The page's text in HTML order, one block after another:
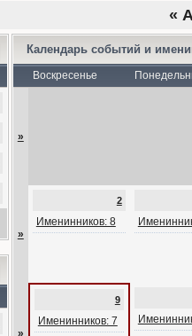
«
Календарь событий и
Воскресенье
»
»
2
Именинников: 8
»
9
Именинников: 7